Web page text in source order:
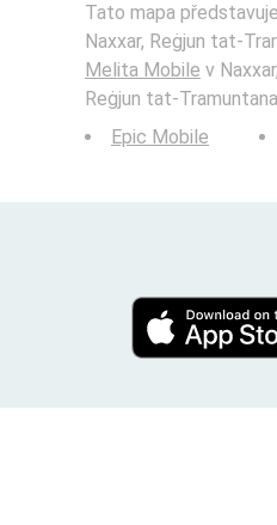
Tato mapa
Naxxar, Reġjun tat-
Melita Mobile v
Reġjun tat-
Epic Mobile